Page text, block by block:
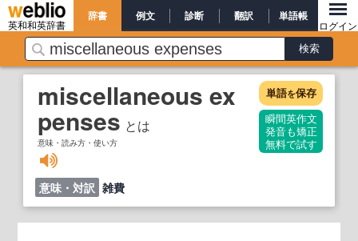
英和和英辞書
辞書 例文 診断 翻訳 単語帳
ログイン
miscellaneous ex
penses とは
意味・読み方・使い方
単語を保存
瞬間英作文
発音も矯正
無料で試す
意味・対訳 雑費